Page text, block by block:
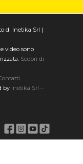
di Inetika Srl |
video sono
Scopri di
by Inetika Srl –